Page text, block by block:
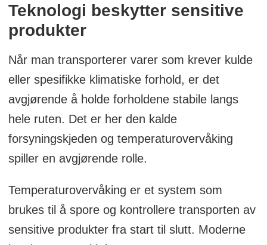
Teknologi beskytter sensitive
produkter
Når man transporterer varer som krever kulde
eller spesifikke klimatiske forhold, er det
avgjørende å holde forholdene stabile langs
hele ruten. Det er her den kalde
forsyningskjeden og temperaturovervåking
spiller en avgjørende rolle.
Temperaturovervåking er et system som
brukes til å spore og kontrollere transporten av
sensitive produkter fra start til slutt. Moderne